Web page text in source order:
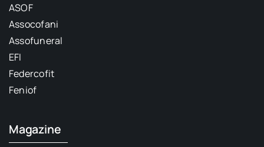
ASOF
Assocofani
Assofuneral
EFI
Federcofit
Feniof
Magazine